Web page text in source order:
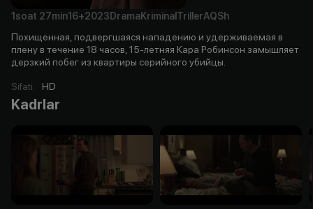
1soat 27min16+2023 DramaKriminal TrillerAQSh
Похищенная, подвергшаяся нападению и удерживаемая в
плену в течение 18 часов, 15-летняя Кара Робинсон замышляет
дерзкий побег из квартиры серийного убийцы.
Sifati: HD
Kadrlar